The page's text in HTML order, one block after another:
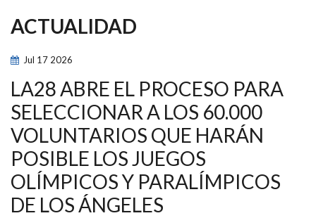
DE
AYUDA
A
LA
NAVEGACIÓN
ACTUALIDAD
Jul 17 2026
LA28 ABRE EL PROCESO PARA
SELECCIONAR A LOS 60.000
VOLUNTARIOS QUE HARÁN
POSIBLE LOS JUEGOS
OLÍMPICOS Y PARALÍMPICOS
DE LOS ÁNGELES